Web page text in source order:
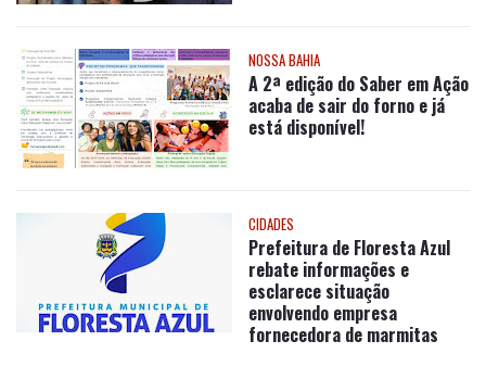
NOSSA BAHIA
A 2ª edição do Saber em Ação
acaba de sair do forno e já
está disponível!
CIDADES
Prefeitura de Floresta Azul
rebate informações e
esclarece situação
envolvendo empresa
fornecedora de marmitas